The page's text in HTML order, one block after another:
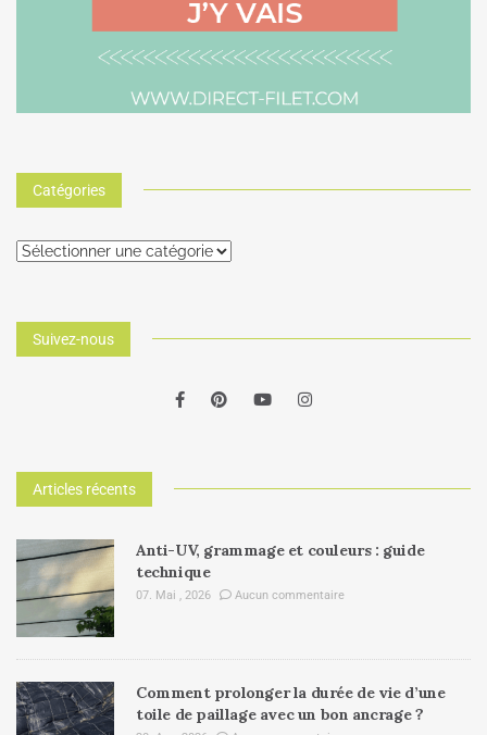
Catégories
Suivez-nous
Articles récents
Anti-UV, grammage et couleurs : guide
technique
07. Mai , 2026 Aucun commentaire
Comment prolonger la durée de vie d’une
toile de paillage avec un bon ancrage ?